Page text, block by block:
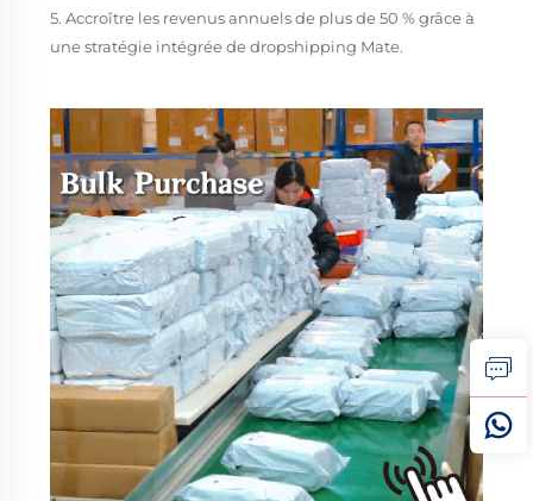
5. Accroître les revenus annuels de plus de 50 % grâce à
une stratégie intégrée de dropshipping Mate.